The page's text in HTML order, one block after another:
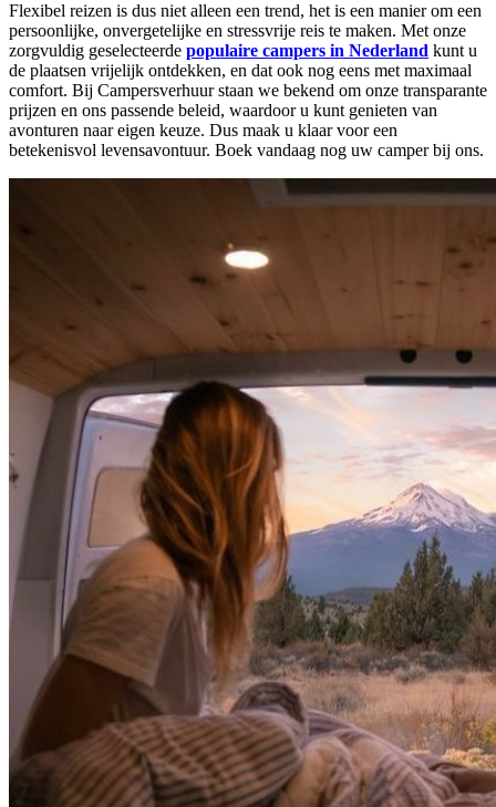
Flexibel reizen is dus niet alleen een trend, het is een manier om een
persoonlijke, onvergetelijke en stressvrije reis te maken. Met onze
zorgvuldig geselecteerde populaire campers in Nederland kunt u
de plaatsen vrijelijk ontdekken, en dat ook nog eens met maximaal
comfort. Bij Campersverhuur staan we bekend om onze transparante
prijzen en ons passende beleid, waardoor u kunt genieten van
avonturen naar eigen keuze. Dus maak u klaar voor een
betekenisvol levensavontuur. Boek vandaag nog uw camper bij ons.